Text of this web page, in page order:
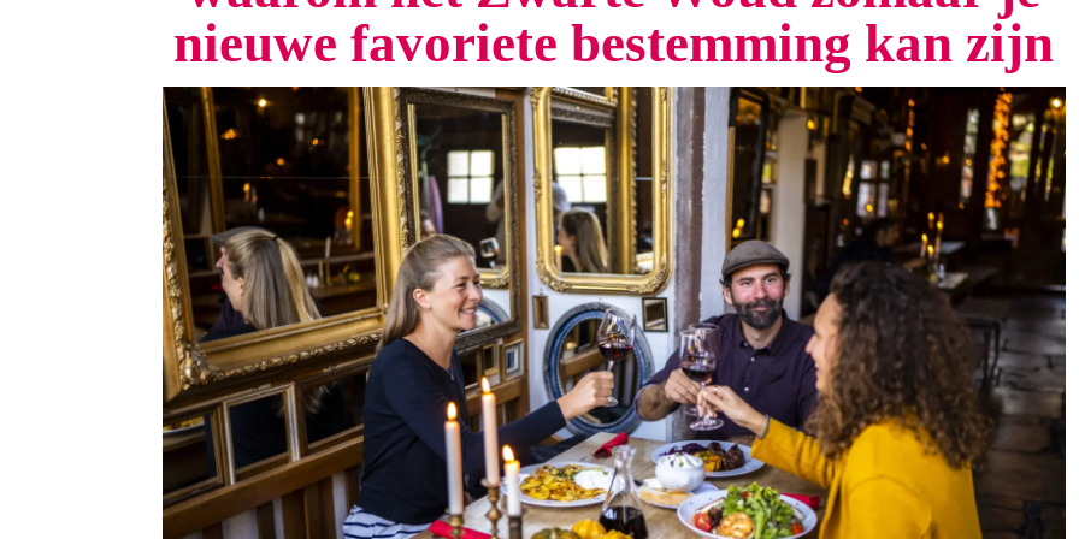
nieuwe favoriete bestemming kan zijn